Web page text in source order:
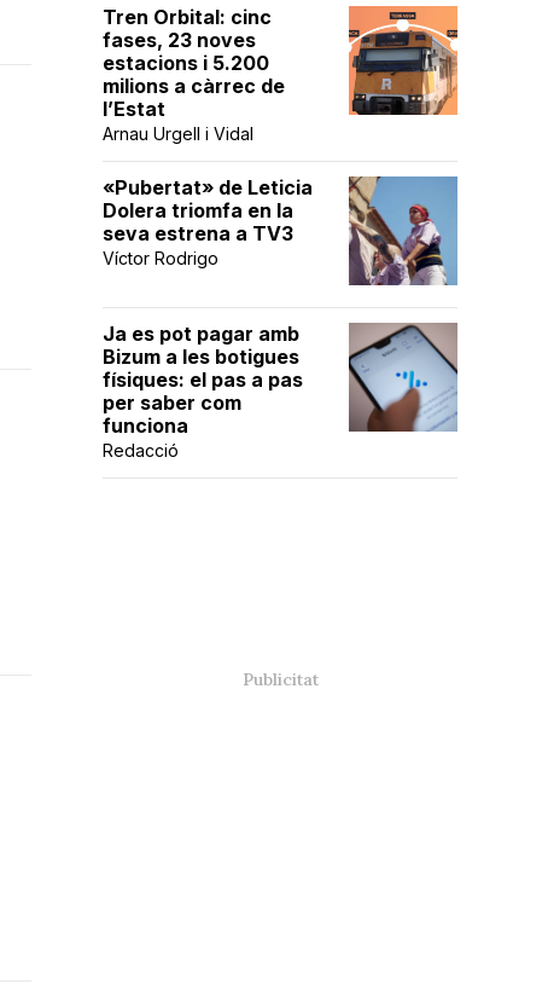
Tren Orbital: cinc
fases, 23 noves
estacions i 5.200
milions a càrrec de
l’Estat
Arnau Urgell i Vidal
«Pubertat» de Leticia
Dolera triomfa en la
seva estrena a TV3
Víctor Rodrigo
Ja es pot pagar amb
Bizum a les botigues
físiques: el pas a pas
per saber com
funciona
Redacció